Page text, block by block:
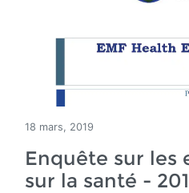
18 mars, 2019
Enquête sur les
sur la santé -